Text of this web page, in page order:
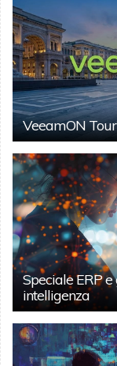
VeeamON
Speciale ERP
intelligenza